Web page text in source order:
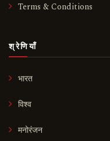
Terms & Conditions
श्रेणियाँ
भारत
विश्व
मनोरंजन